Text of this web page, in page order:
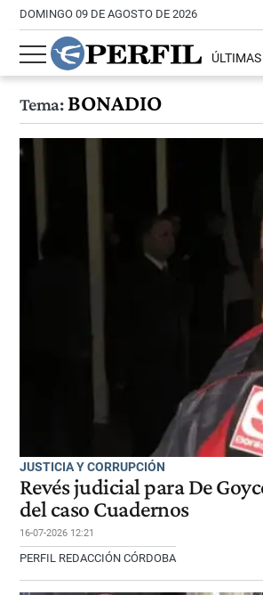
DOMINGO 09 DE AGOSTO DE 2026
Tema:BONADIO
JUSTICIA Y CORRUPCIÓN
Revés judicial para De
del caso Cuadernos
16-07-2026 12:21
PERFIL REDACCIÓN CÓRDOBA